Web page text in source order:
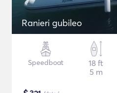
Ranieri gubileo
Speedboat
18 ft
5 m